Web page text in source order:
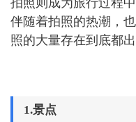
拍照则成为旅行过程
伴随着拍照的热潮，
照的大量存在到底都
1.景点